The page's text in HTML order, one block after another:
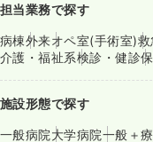
担当業務で探す
病棟外来オペ室(手術室)
介護・福祉系検診・健診
施設形態で探す
一般病院大学病院一般＋